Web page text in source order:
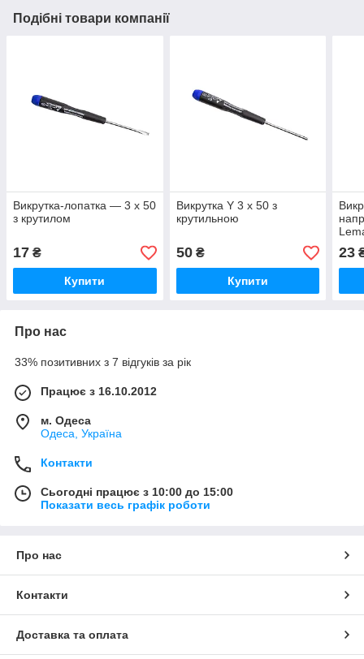
Подібні товари компанії
Викрутка-лопатка — 3 х 50
з крутилом
17 ₴
Купити
Викрутка Y 3 х 50 з
крутильною
50₴
Купити
23
Про нас
33% позитивних з 7 відгуків за рік
Працює з 16.10.2012
м. Одеса
Одеса, Україна
Контакти
Сьогодні працює з 10:00 до 15:00
Показати весь графік роботи
Про нас
Контакти
Доставка та оплата